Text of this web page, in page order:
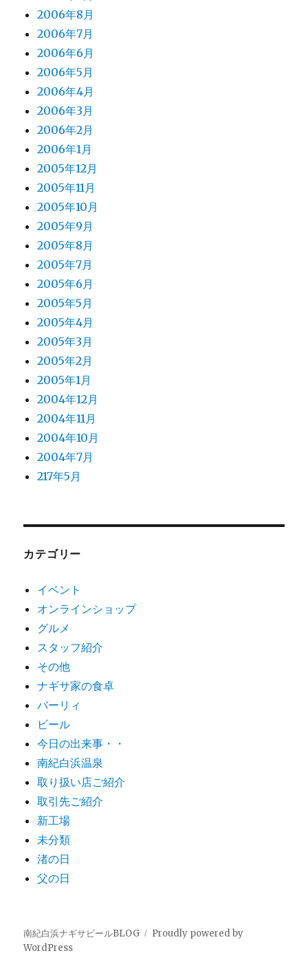
2006年8月
2006年7月
2006年6月
2006年5月
2006年4月
2006年3月
2006年2月
2006年1月
2005年12月
2005年11月
2005年10月
2005年9月
2005年8月
2005年7月
2005年6月
2005年5月
2005年4月
2005年3月
2005年2月
2005年1月
2004年12月
2004年11月
2004年10月
2004年7月
217年5月
カテゴリー
イベント
オンラインショップ
グルメ
スタッフ紹介
その他
ナギサ家の食卓
バーリィ
ビール
今日の出来事・・
南紀白浜温泉
取り扱い店ご紹介
取引先ご紹介
新工場
未分類
渚の日
父の日
南紀白浜ナギサビールBLOG
Proudly powered by
WordPress